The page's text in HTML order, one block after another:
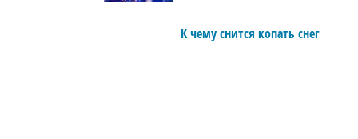
К чему снится копать снег